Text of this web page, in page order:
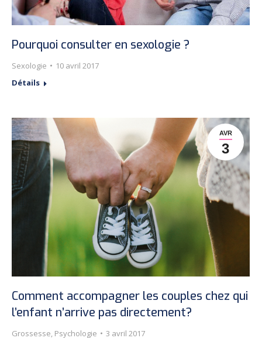
Pourquoi consulter en sexologie ?
Sexologie
10 avril 2017
Détails
AVR
3
Comment accompagner les couples chez qui
l’enfant n’arrive pas directement?
Grossesse, Psychologie
3 avril 2017